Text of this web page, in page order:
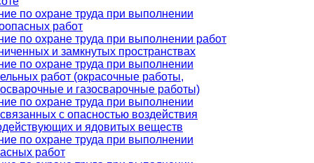
по охране труда при выполнении
работ
по охране труда при выполнении работ
и замкнутых пространствах
по охране труда при выполнении
работ (окрасочные работы,
и газосварочные работы)
по охране труда при выполнении
с опасностью воздействия
и ядовитых веществ
по охране труда при выполнении
работ